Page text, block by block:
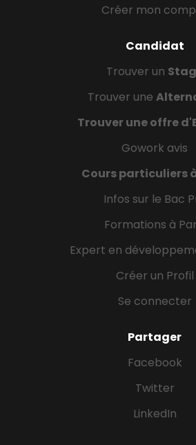
Créer mon
Candidat
Trouver un
Trouver une
Trouver une offre
Gowork avis
Cours particuliers
Infos sur le Bac
Formations à
Expert en
Créer un Profil
Se connecter
Partager
Facebook
Twitter
LinkedIn